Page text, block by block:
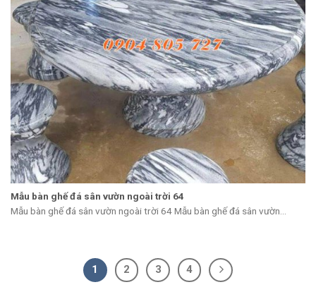
Mẫu bàn ghế đá sân vườn ngoài trời 64
Mẫu bàn ghế đá sân vườn ngoài trời 64 Mẫu bàn ghế đá sân vườn...
1 2 3 4